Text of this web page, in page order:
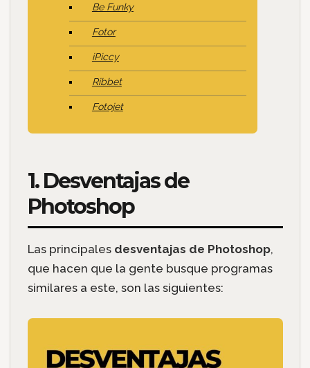
Be Funky
Fotor
iPiccy
Ribbet
Fotojet
1. Desventajas de
Photoshop
Las principales desventajas de Photoshop,
que hacen que la gente busque programas
similares a este, son las siguientes: